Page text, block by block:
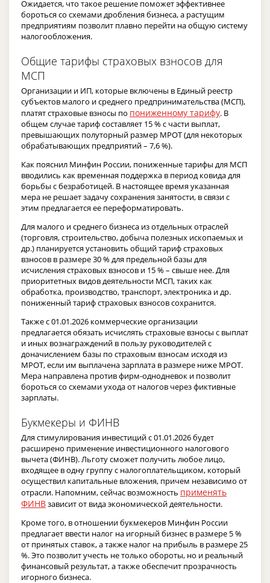
Ожидается, что такое решение поможет эффективнее
бороться со схемами дробления бизнеса, а растущим
предприятиям позволит плавно перейти на общую систему
налогообложения.
Общие тарифы страховых взносов для
МСП
Организации и ИП, которые включены в Единый реестр
субъектов малого и среднего предпринимательства (МСП),
платят страховые взносы по пониженному тарифу. В
общем случае тариф составляет 15 % с части выплат,
превышающих полуторный размер МРОТ (для некоторых
обрабатывающих предприятий – 7,6 %).
Как пояснил Минфин России, пониженные тарифы для МСП
вводились как временная поддержка в период ковида для
борьбы с безработицей. В настоящее время указанная
мера не решает задачу сохранения занятости, в связи с
этим предлагается ее переформатировать.
Для малого и среднего бизнеса из отдельных отраслей
(торговля, строительство, добыча полезных ископаемых и
др.) планируется установить общий тариф страховых
взносов в размере 30 % для предельной базы для
исчисления страховых взносов и 15 % – свыше нее. Для
приоритетных видов деятельности МСП, таких как
обработка, производство, транспорт, электроника и др.
пониженный тариф страховых взносов сохранится.
Также с 01.01.2026 коммерческие организации
предлагается обязать исчислять страховые взносы с выплат
и иных вознаграждений в пользу руководителей с
доначислением базы по страховым взносам исходя из
МРОТ, если им выплачена зарплата в размере ниже МРОТ.
Мера направлена против фирм-однодневок и позволит
бороться со схемами ухода от налогов через фиктивные
зарплаты.
Букмекеры и ФИНВ
Для стимулирования инвестиций с 01.01.2026 будет
расширено применение инвестиционного налогового
вычета (ФИНВ). Льготу сможет получить любое лицо,
входящее в одну группу с налогоплательщиком, который
осуществил капитальные вложения, причем независимо от
отрасли. Напомним, сейчас возможность применять
ФИНВзависит от вида экономической деятельности.
Кроме того, в отношении букмекеров Минфин России
предлагает ввести налог на игорный бизнес в размере 5 %
от принятых ставок, а также налог на прибыль в размере 25
%. Это позволит учесть не только обороты, но и реальный
финансовый результат, а также обеспечит прозрачность
игорного бизнеса.